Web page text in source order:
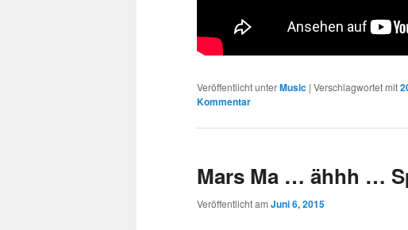
Veröffentlicht unterMusic | Verschlagwortet mit
Kommentar
Mars Ma … ähhh …
Veröffentlicht am Juni 6, 2015